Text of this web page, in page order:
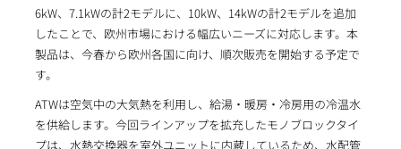
6kW、7.1kWの計2モデルに、10kW、14kWの計2モデルを追加
したことで、欧州市場における幅広いニーズに対応します。本
製品は、今春から欧州各国に向け、順次販売を開始する予定で
す。
ATWは空気中の大気熱を利用し、給湯・暖房・冷房用の冷温水
を供給します。今回ラインアップを拡充したモノブロックタイ
プは、水熱交換器を室外ユニットに内蔵しているため、水配管